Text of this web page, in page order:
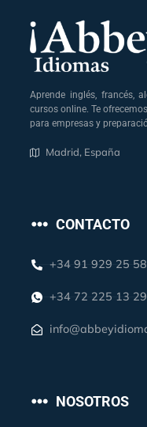
Aprende inglés, francés,
cursos online. Te
para empresas y
Madrid, España
CONTACTO
+34 91 929 25 58
+34 72 225 13 29
NOSOTROS